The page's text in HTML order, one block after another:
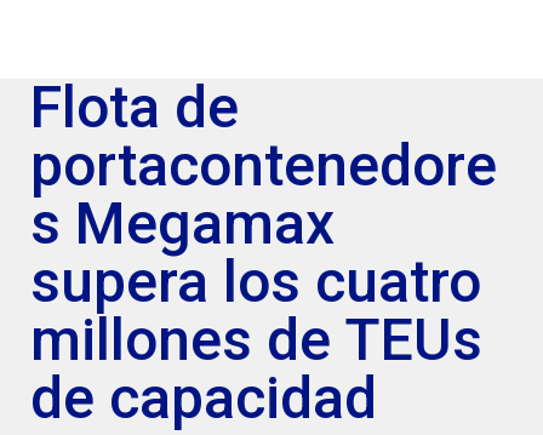
Flota de
portacontenedore
s Megamax
supera los cuatro
millones de TEUs
de capacidad